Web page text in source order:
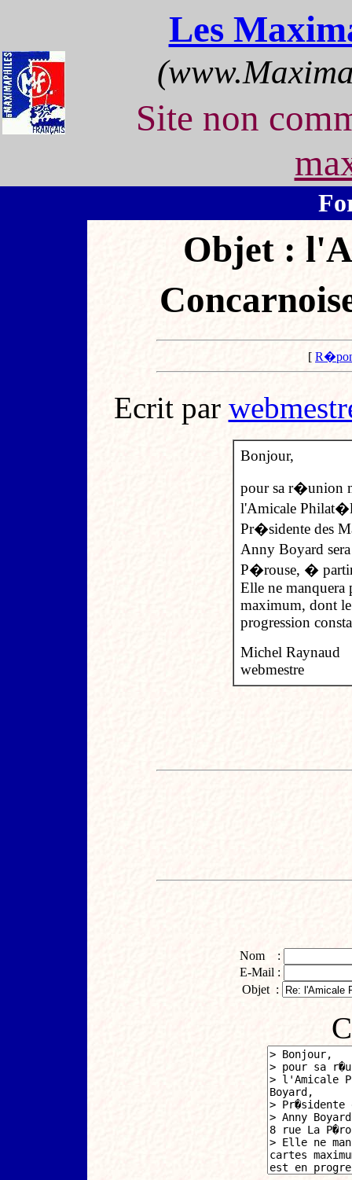
Les
Site non
Objet :
[
Ecrit par
Bonjour,
pour sa r�union
l'Amicale
Pr�sidente des
Anny Boyard
P�rouse, � partir
Elle ne manquera
maximum, dont
progression
Michel Raynaud
webmestre
Nom :
E-Mail :
Objet :